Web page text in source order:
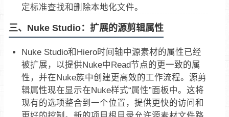
定标准查找和删除本地化文件。
三、Nuke Studio：扩展的源剪辑属性
Nuke Studio和Hiero时间轴中源素材的属性已经
被扩展，以提供Nuke中Read节点的更一致的属
性，并在Nuke族中创建更高效​​的工作流程。源剪
辑属性现在显示在Nuke样式“属性”面板中。这将
现有的选项整合到一个位置，提供更快的访问和